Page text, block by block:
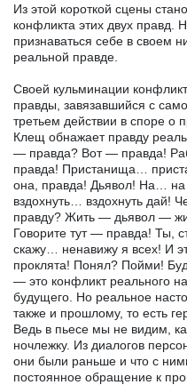
Из этой короткой сцены
конфликта этих двух правд.
признаваться себе в своем
реальной правде.
Своей кульминации
правды, завязавшийся с
третьем действии в споре о
Клещ обнажает правду
— правда? Вот — правда!
правда! Пристанища…
она, правда! Дьявол! На…
вздохнуть… вздохнуть дай!
правду? Жить — дьявол —
Говорите тут — правда! Ты,
скажу… ненавижу я всех! И
проклята! Понял? Пойми!
— это конфликт реального
будущего. Но реальное
также и прошлому, то есть
Ведь в пьесе мы не видим,
ночлежку. Из диалогов
они были раньше и что с
постоянное обращение к